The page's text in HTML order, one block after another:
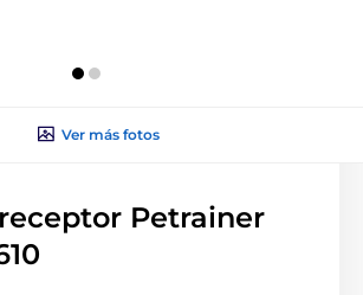
Ver más fotos
Petrainer